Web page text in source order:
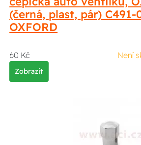
(černá, plast, pár) C491-
OXFORD
60 Kč Není
Zobrazit